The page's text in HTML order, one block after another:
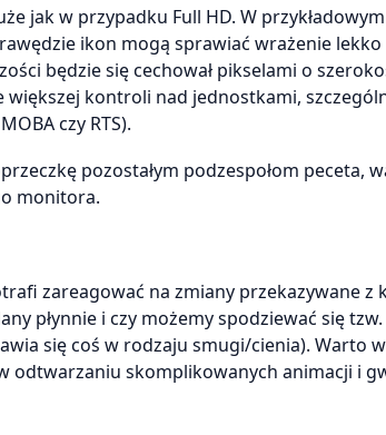
jak w przypadku Full HD. W przykładowym
ikon mogą sprawiać wrażenie lekko
będzie się cechował pikselami o
kontroli nad jednostkami,
czy RTS).
pozostałym podzespołom peceta,
monitora.
zareagować na zmiany przekazywane z
płynnie i czy możemy spodziewać się
się coś w rodzaju smugi/cienia). Warto
odtwarzaniu skomplikowanych animacji i